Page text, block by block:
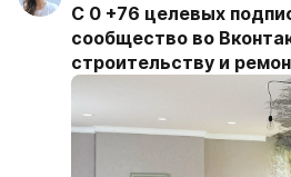
С 0 +76 целевых
сообщество во
строительству и